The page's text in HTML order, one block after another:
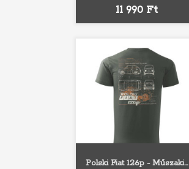
Ár
11 990 Ft
Polski Fiat 126p - Műszaki...